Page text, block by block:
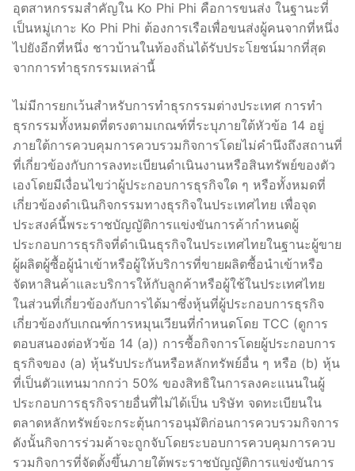
อุตสาหกรรมสำคัญใน Ko Phi Phi คือการขนส่ง ในฐานะที่
เป็นหมู่เกาะ Ko Phi Phi ต้องการเรือเพื่อขนส่งผู้คนจากที่หนึ่ง
ไปยังอีกที่หนึ่ง ชาวบ้านในท้องถิ่นได้รับประโยชน์มากที่สุด
จากการทำธุรกรรมเหล่านี้
ไม่มีการยกเว้นสำหรับการทำธุรกรรมต่างประเทศ การทำ
ธุรกรรมทั้งหมดที่ตรงตามเกณฑ์ที่ระบุภายใต้หัวข้อ 14 อยู่
ภายใต้การควบคุมการควบรวมกิจการโดยไม่คำนึงถึงสถานที่
ที่เกี่ยวข้องกับการลงทะเบียนดำเนินงานหรือสินทรัพย์ของตัว
เองโดยมีเงื่อนไขว่าผู้ประกอบการธุรกิจใด ๆ หรือทั้งหมดที่
เกี่ยวข้องดำเนินกิจกรรมทางธุรกิจในประเทศไทย เพื่อจุด
ประสงค์นี้พระราชบัญญัติการแข่งขันการค้ากำหนดผู้
ประกอบการธุรกิจที่ดำเนินธุรกิจในประเทศไทยในฐานะผู้ขาย
ผู้ผลิตผู้ซื้อผู้นำเข้าหรือผู้ให้บริการที่ขายผลิตซื้อนำเข้าหรือ
จัดหาสินค้าและบริการให้กับลูกค้าหรือผู้ใช้ในประเทศไทย
ในส่วนที่เกี่ยวข้องกับการได้มาซึ่งหุ้นที่ผู้ประกอบการธุรกิจ
เกี่ยวข้องกับเกณฑ์การหมุนเวียนที่กำหนดโดย TCC (ดูการ
ตอบสนองต่อหัวข้อ 14 (a)) การซื้อกิจการโดยผู้ประกอบการ
ธุรกิจของ (a) หุ้นรับประกันหรือหลักทรัพย์อื่น ๆ หรือ (b) หุ้น
ที่เป็นตัวแทนมากกว่า 50% ของสิทธิในการลงคะแนนในผู้
ประกอบการธุรกิจรายอื่นที่ไม่ได้เป็น บริษัท จดทะเบียนใน
ตลาดหลักทรัพย์จะกระตุ้นการอนุมัติก่อนการควบรวมกิจการ
ดังนั้นกิจการร่วมค้าจะถูกจับโดยระบอบการควบคุมการควบ
รวมกิจการที่จัดตั้งขึ้นภายใต้พระราชบัญญัติการแข่งขันการ